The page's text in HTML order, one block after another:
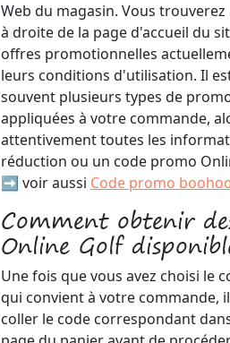
Web du magasin. Vous
à droite de la page d'accueil du
offres promotionnelles
leurs conditions d'utilisation. Il
souvent plusieurs types de
appliquées à votre commande,
attentivement toutes les
réduction ou un code promo
➡️ voir aussi Code promo
Comment obtenir
Online Golf
Une fois que vous avez choisi le
qui convient à votre commande,
coller le code correspondant